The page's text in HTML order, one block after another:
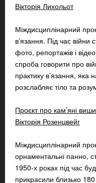
Вікторія Лихольот
Міждисциплінарний
в’язання. Під час війни
фото, репортажів і
спроба говорити про
практику в’язання, яка
розслабляє тіло та
Проєкт про кам’яні
Вікторія Розенцвейг
Міждисциплінарний
орнаментальні панно,
1950-х роках під час
прикрасили близько